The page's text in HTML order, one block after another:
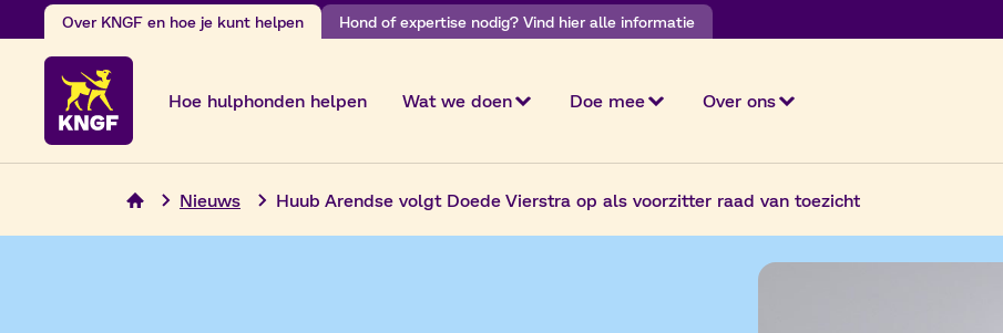
inhoud
Over KNGF en hoe je kunt helpen Hond of expertise nodig? Vind hier alle informatie
Hoe hulphonden helpen Wat we doen Doe mee Over ons
Nieuws Huub Arendse volgt Doede Vierstra op als voorzitter raad van toezicht